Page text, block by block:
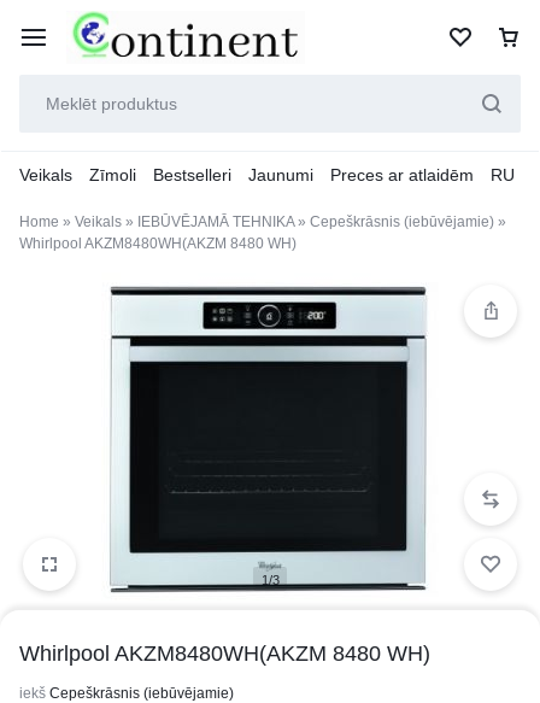
Veikals Zīmoli Bestselleri Jaunumi Preces ar atlaidēm RU
Home » Veikals » IEBŪVĒJAMĀ TEHNIKA» Cepeškrāsnis (iebūvējamie) »
Whirlpool AKZM8480WH(AKZM 8480 WH)
1/3
Whirlpool AKZM8480WH(AKZM 8480 WH)
iekš Cepeškrāsnis (iebūvējamie)